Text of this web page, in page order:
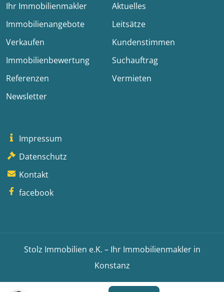
Ihr Immobilienmakler
Aktuelles
Immobilienangebote
Leitsätze
Verkaufen
Kundenstimmen
Immobilienbewertung
Suchauftrag
Referenzen
Vermieten
Newsletter
Impressum
Datenschutz
Kontakt
facebook
Stolz Immobilien e.K. – Ihr Immobilienmakler in
Konstanz